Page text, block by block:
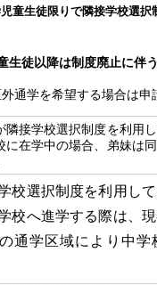
童生徒限りで隣接学校選択
生徒以降は制度廃止に伴
通学を希望する場合は申
隣接学校選択制度を利用
に在学中の場合、弟妹は
校選択制度を利用し
校へ進学する際は、
通学区域により中学